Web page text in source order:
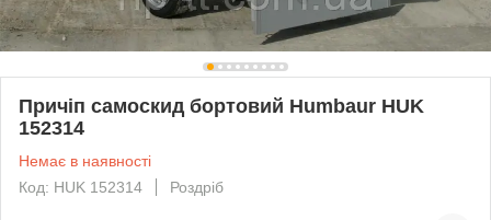
Причіп самоскид бортовий Humbaur HUK
152314
Немає в наявності
Код: HUK 152314
Роздріб